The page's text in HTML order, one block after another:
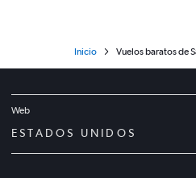
Inicio Vuelos baratos de
Web
ESTADOS UNIDOS